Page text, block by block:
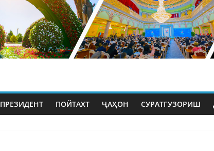
ПРЕЗИДЕНТ ПОЙТАХТ ҶАҲОН СУРАТГУЗОРИШ